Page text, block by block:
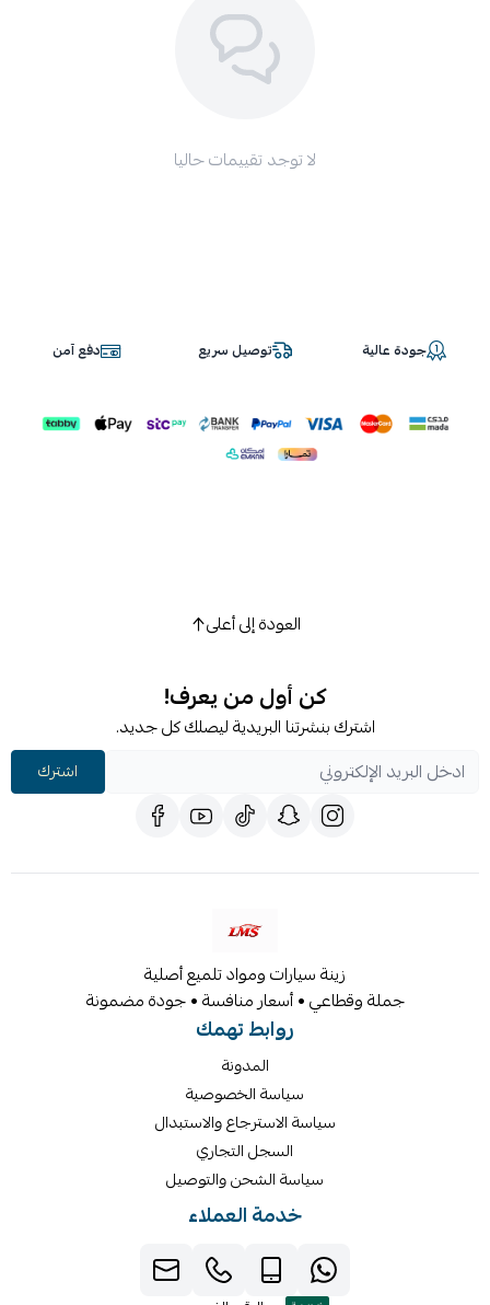
لا توجد تقييمات حاليا
جودة عالية توصيل سريع دفع آمن
العودة إلى أعلى
كن أول من يعرف!
اشترك بنشرتنا البريدية ليصلك كل جديد.
اشترك
زينة سيارات ومواد تلميع أصلية
جملة وقطاعي • أسعار منافسة • جودة مضمونة
روابط تهمك
المدونة
سياسة الخصوصية
سياسة الاسترجاع والاستبدال
السجل التجاري
سياسة الشحن والتوصيل
خدمة العملاء